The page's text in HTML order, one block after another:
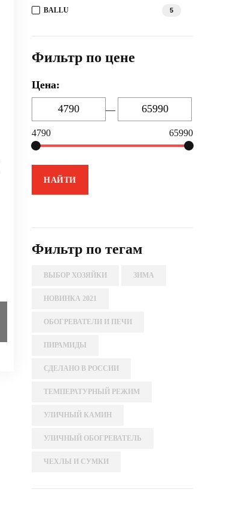
BALLU 5
Фильтр по цене
Цена:
—
4790 65990
Фильтр по тегам
ВЫБОР ХОЗЯЙКИ ЗИМА
НОВИНКА 2021
ОБОГРЕВАТЕЛИ И ПЕЧИ
ПИРАМИДЫ
СДЕЛАНО В РОССИИ
ТЕМПЕРАТУРНЫЙ РЕЖИМ
УЛИЧНЫЙ КАМИН
УЛИЧНЫЙ ОБОГРЕВАТЕЛЬ
ЧЕХЛЫ И СУМКИ